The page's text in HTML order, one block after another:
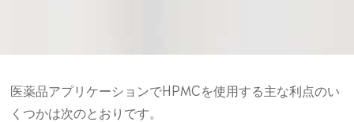
医薬品アプリケーションでHPMCを使用する主な利点のい
くつかは次のとおりです。